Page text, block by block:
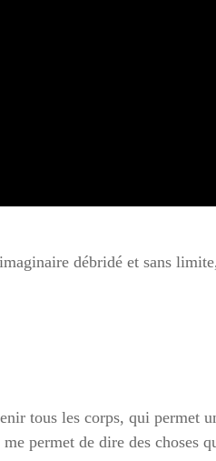
débridé et sans
tous les corps, qui permet
permet de dire des choses